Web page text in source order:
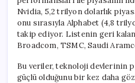
Nvidia, 5,2 trilyon dolarlık
onu sırasıyla Alphabet (4,8
takip ediyor. Listenin geri
Broadcom, TSMC, Saudi
Bu veriler, teknoloji devlerinin
güçlü olduğunu bir kez daha